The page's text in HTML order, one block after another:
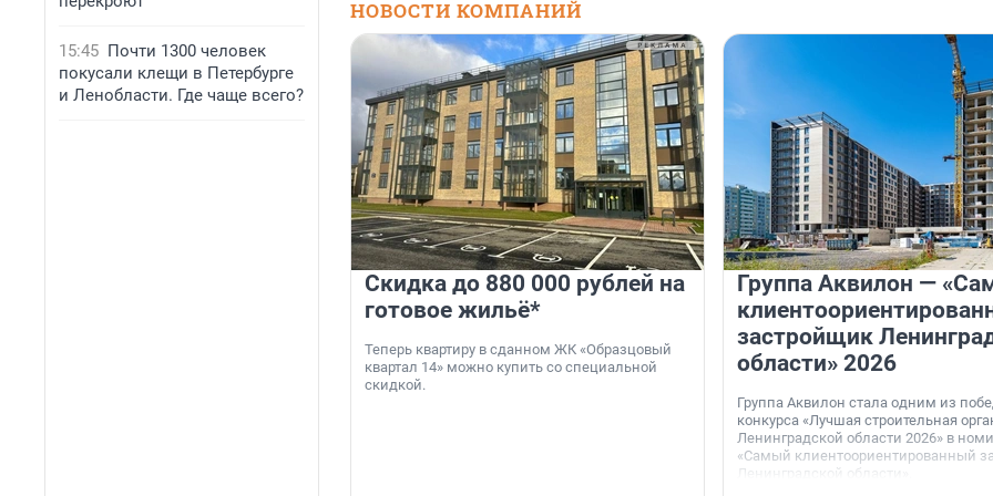
15:45 Почти 1300 человек
покусали клещи в Петербурге
и Ленобласти. Где чаще всего?
НОВОСТИ КОМПАНИЙ
Скидка до 880 000 рублей на
готовое жильё*
Теперь квартиру в сданном ЖК «Образцовый
квартал 14» можно купить со специальной
скидкой.
Группа Аквилон —
застройщик
области» 2026
Группа Аквилон стала одним из
конкурса «Лучшая строительная
Ленинградской области 2026» в
«Самый клиентоориентированный
Ленинградской области».